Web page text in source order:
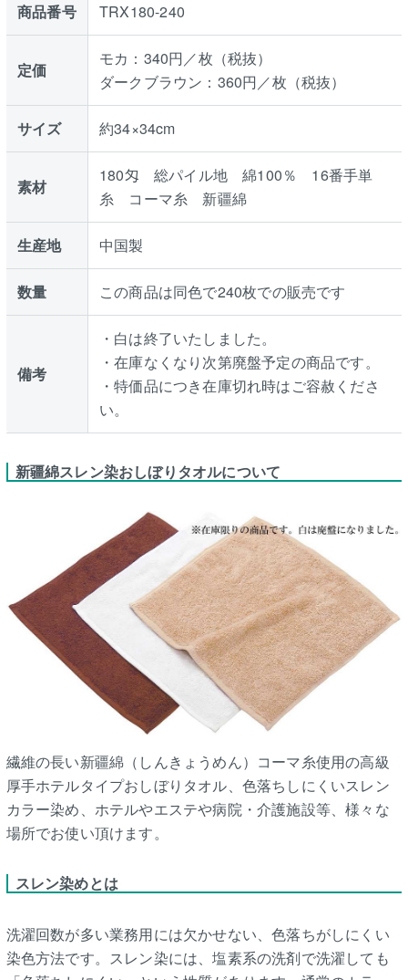
商品番号 TRX180-240
定価
モカ：340円／枚（税抜）
ダークブラウン：360円／枚（税抜）
サイズ 約34×34cm
素材
180匁 総パイル地 綿100％ 16番手単
糸 コーマ糸 新疆綿
生産地 中国製
数量 この商品は同色で240枚での販売です
備考
・白は終了いたしました。
・在庫なくなり次第廃盤予定の商品です。
・特価品につき在庫切れ時はご容赦くださ
い。
新疆綿スレン染おしぼりタオルについて
繊維の長い新疆綿（しんきょうめん）コーマ糸使用の高級
厚手ホテルタイプおしぼりタオル、色落ちしにくいスレン
カラー染め、ホテルやエステや病院・介護施設等、様々な
場所でお使い頂けます。
スレン染めとは
洗濯回数が多い業務用には欠かせない、色落ちがしにくい
染色方法です。スレン染には、塩素系の洗剤で洗濯しても